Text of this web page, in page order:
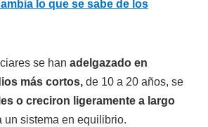
lo que se sabe de los
se han adelgazado en
más cortos, de 10 a 20 años, se
o creciron ligeramente a largo
un sistema en equilibrio.